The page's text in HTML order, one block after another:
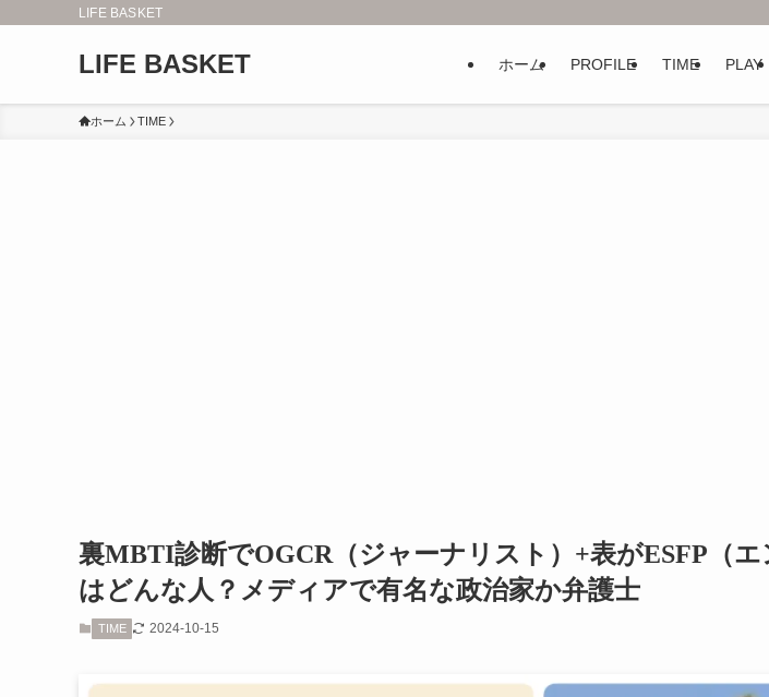
LIFE BASKET
LIFE BASKET ホーム PROFILE TIME PLAY
ホーム TIME
裏MBTI診断でOGCR（ジャーナリスト）+表がESFP（エ
はどんな人？メディアで有名な政治家か弁護士
TIME 2024-10-15